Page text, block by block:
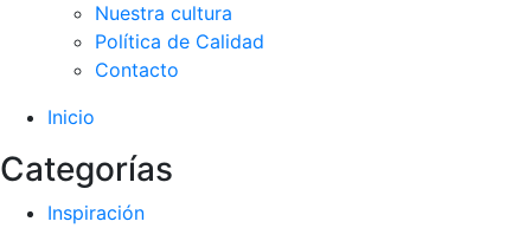
Nuestra cultura
Política de Calidad
Contacto
Inicio
Categorías
Inspiración